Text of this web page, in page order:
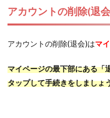
アカウントの削除(退
アカウントの削除(退会)はマ
マイページの最下部にある「
タップして手続きをしましょ